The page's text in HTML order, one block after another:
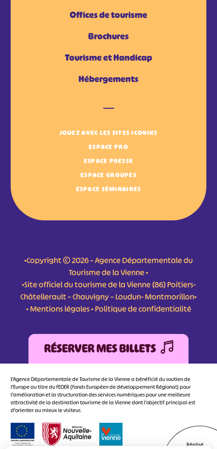
Offices de tourisme
Brochures
Tourisme et Handicap
Hébergements
JOUEZ AVEC LES SITES ICONIKS
ESPACE PRO
ESPACE PRESSE
ESPACE GROUPES
ESPACE SÉMINAIRES
•Copyright © 2026 – Agence Départementale du
Tourisme de la Vienne •
•Site officiel du tourisme de la Vienne (86) Poitiers-
Châtellerault – Chauvigny – Loudun- Montmorillon•
•Mentions légales•Politique de confidentialité
RÉSERVER MES BILLETS
L'Agence Départementale de Tourisme de la Vienne a bénéficié du soutien de
l’Europe au titre du FEDER (Fonds Européen de développement Régional) pour
l’amélioration et la structuration des services numériques pour une meilleure
attractivité de la destination tourisme de la Vienne dont l’objectif principal est
d’orienter au mieux le visiteur.
Réalisé